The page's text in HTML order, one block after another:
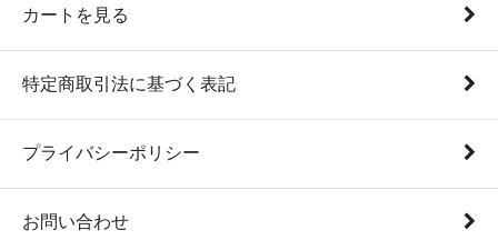
カートを見る
特定商取引法に基づく表記
プライバシーポリシー
お問い合わせ